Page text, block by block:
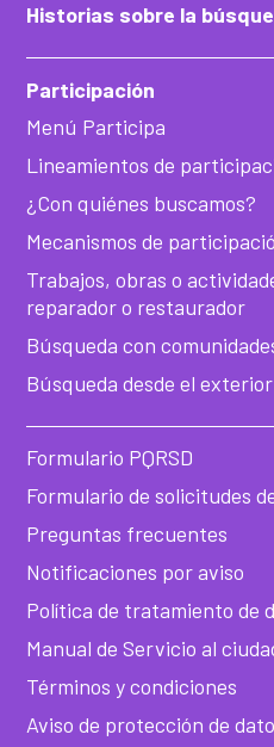
Historias sobre la
Participación
Menú Participa
Lineamientos de
¿Con quiénes buscamos?
Mecanismos de
Trabajos, obras o
reparador o restaurador
Búsqueda con
Búsqueda desde el exterior
Formulario PQRSD
Formulario de solicitudes
Preguntas frecuentes
Notificaciones por aviso
Política de tratamiento de
Manual de Servicio al
Términos y condiciones
Aviso de protección de